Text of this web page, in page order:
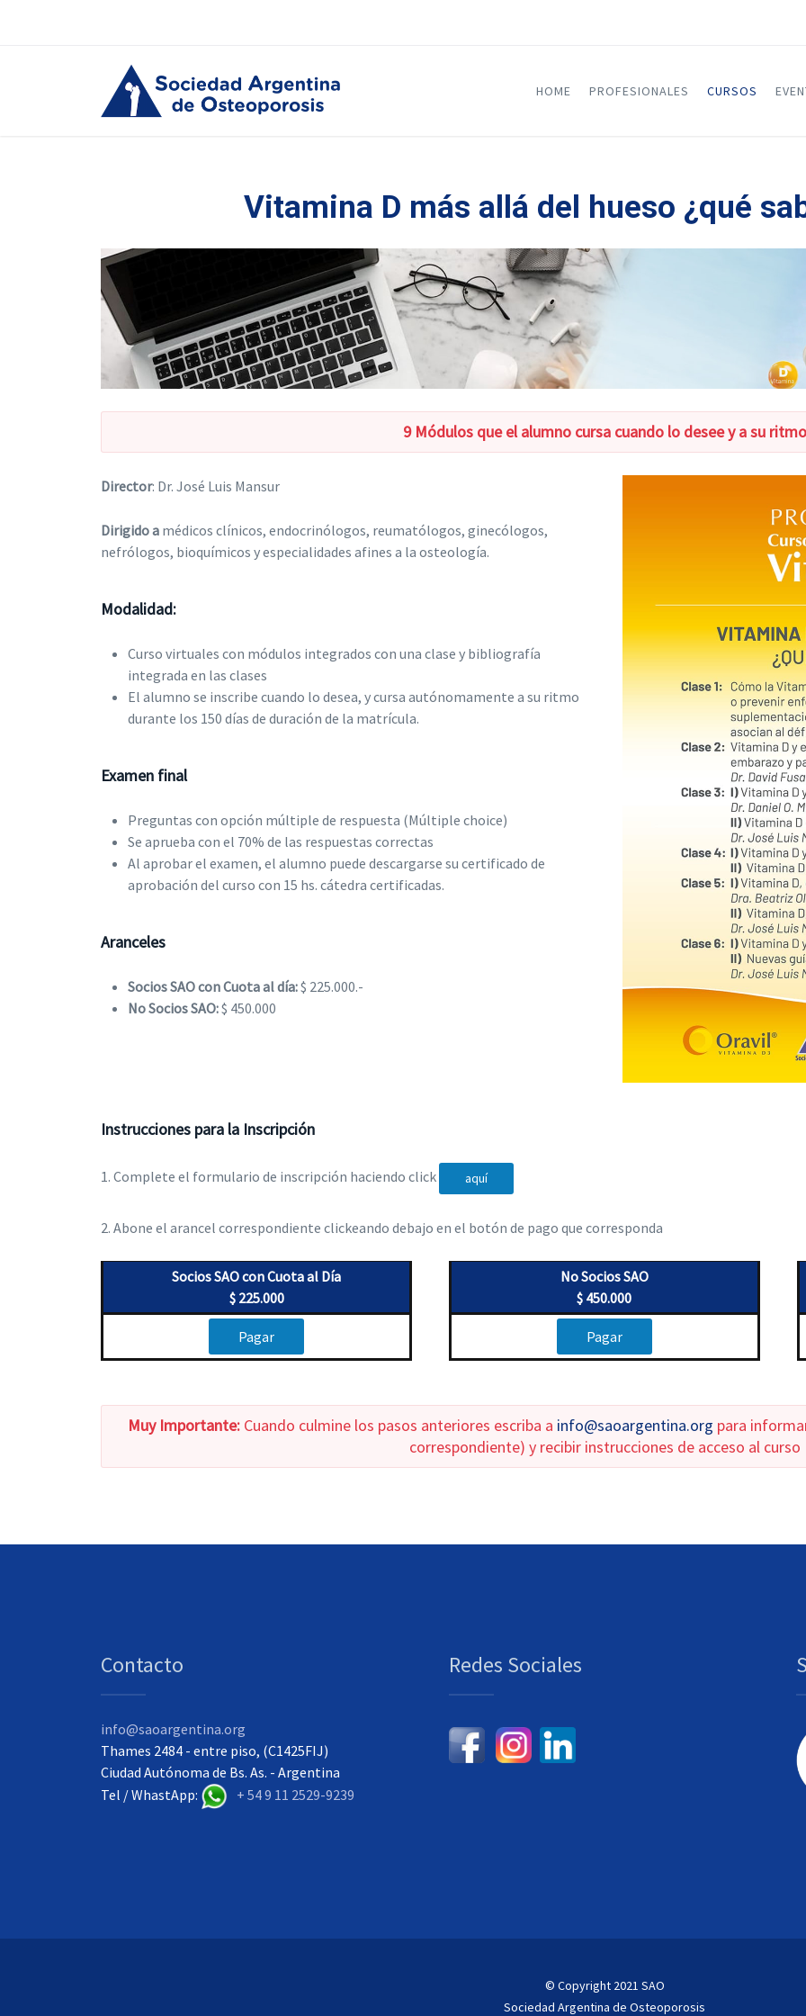
HOME PROFESIONALES CURSOS
Vitamina D más allá del hueso ¿qué
9 Módulos que el alumno cursa cuando lo desee y a su ritmo
Director: Dr. José Luis Mansur
Dirigido a médicos clínicos, endocrinólogos, reumatólogos, ginecólogos,
nefrólogos, bioquímicos y especialidades afines a la osteología.
Modalidad:
Curso virtuales con módulos integrados con una clase y bibliografía
integrada en las clases
El alumno se inscribe cuando lo desea, y cursa autónomamente a su ritmo
durante los 150 días de duración de la matrícula.
Examen final
Preguntas con opción múltiple de respuesta (Múltiple choice)
Se aprueba con el 70% de las respuestas correctas
Al aprobar el examen, el alumno puede descargarse su certificado de
aprobación del curso con 15 hs. cátedra certificadas.
Aranceles
Socios SAO con Cuota al día:$ 225.000.-
No Socios SAO:$ 450.000
Instrucciones para la Inscripción
1. Complete el formulario de inscripción haciendo click aquí
2. Abone el arancel correspondiente clickeando debajo en el botón de pago que corresponda
Socios SAO con Cuota al Día
$ 225.000
Pagar
No Socios SAO
$ 450.000
Pagar
Muy Importante: Cuando culmine los pasos anteriores escriba a info@saoargentina.org para
correspondiente) y recibir instrucciones de acceso al curso
Contacto
info@saoargentina.org
Thames 2484 - entre piso, (C1425FIJ)
Ciudad Autónoma de Bs. As. - Argentina
Tel / WhastApp:
+ 54 9 11 2529-9239
Redes Sociales
© Copyright 2021 SAO
Sociedad Argentina de Osteoporosis